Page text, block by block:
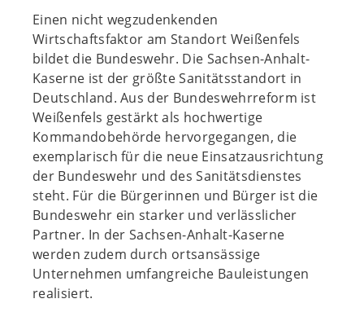
Einen nicht wegzudenkenden
Wirtschaftsfaktor am Standort Weißenfels
bildet die Bundeswehr. Die Sachsen-Anhalt-
Kaserne ist der größte Sanitätsstandort in
Deutschland. Aus der Bundeswehrreform ist
Weißenfels gestärkt als hochwertige
Kommandobehörde hervorgegangen, die
exemplarisch für die neue Einsatzausrichtung
der Bundeswehr und des Sanitätsdienstes
steht. Für die Bürgerinnen und Bürger ist die
Bundeswehr ein starker und verlässlicher
Partner. In der Sachsen-Anhalt-Kaserne
werden zudem durch ortsansässige
Unternehmen umfangreiche Bauleistungen
realisiert.